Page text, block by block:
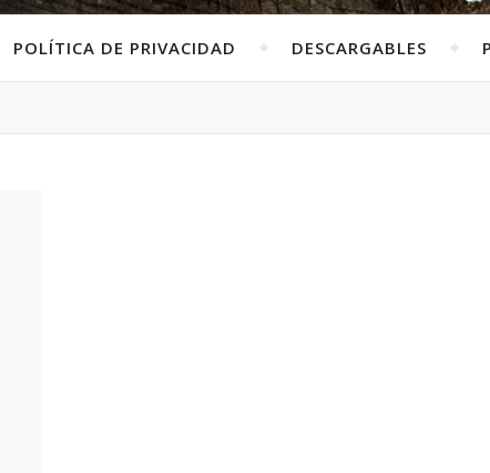
POLÍTICA DE PRIVACIDAD DESCARGABLES